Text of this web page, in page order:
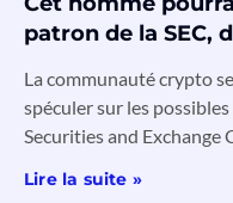
patron de la SEC,
La communauté crypto
spéculer sur les
Securities and Exchange
Lire la suite »